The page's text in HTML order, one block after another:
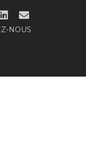
NOUS